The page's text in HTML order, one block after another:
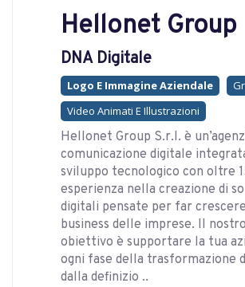
Hellonet Group
DNA Digitale
Logo E Immagine Aziendale
Video Animati E Illustrazioni
Hellonet Group S.r.l. è
comunicazione digitale
sviluppo tecnologico con oltre
esperienza nella creazione di
digitali pensate per far
business delle imprese. Il nostro
obiettivo è supportare la tua
ogni fase della trasformazione
dalla definizio ..